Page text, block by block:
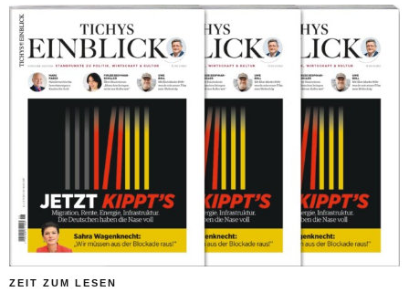
ZEIT ZUM LESEN